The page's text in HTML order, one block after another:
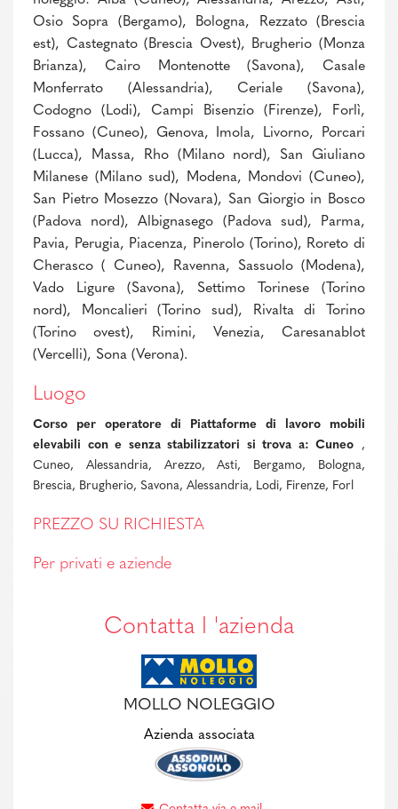
Osio Sopra (Bergamo), Bologna, Rezzato (Brescia
est), Castegnato (Brescia Ovest), Brugherio (Monza
Brianza), Cairo Montenotte (Savona), Casale
Monferrato (Alessandria), Ceriale (Savona),
Codogno (Lodi), Campi Bisenzio (Firenze), Forlì,
Fossano (Cuneo), Genova, Imola, Livorno, Porcari
(Lucca), Massa, Rho (Milano nord), San Giuliano
Milanese (Milano sud), Modena, Mondovi (Cuneo),
San Pietro Mosezzo (Novara), San Giorgio in Bosco
(Padova nord), Albignasego (Padova sud), Parma,
Pavia, Perugia, Piacenza, Pinerolo (Torino), Roreto di
Cherasco ( Cuneo), Ravenna, Sassuolo (Modena),
Vado Ligure (Savona), Settimo Torinese (Torino
nord), Moncalieri (Torino sud), Rivalta di Torino
(Torino ovest), Rimini, Venezia, Caresanablot
(Vercelli), Sona (Verona).
Luogo
Corso per operatore di Piattaforme di lavoro mobili
elevabili con e senza stabilizzatori si trova a: Cuneo
,
Cuneo, Alessandria, Arezzo, Asti, Bergamo, Bologna,
Brescia, Brugherio, Savona, Alessandria, Lodi, Firenze, Forl
PREZZO SU RICHIESTA
Per privati e aziende
Contatta l 'azienda
MOLLO NOLEGGIO
Azienda associata